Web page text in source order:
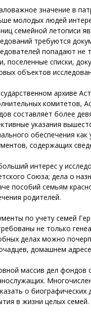
значение в
молодых людей
семейной летописи
требуются
попадают не
поселенные списки,
объектов
архиве
комитетов,
составляет более
указания
обеспечения
содержащих
интерес у
Союза; дела о
пособий семьям
родителей.
по учету семей
не только
делах можно
домашнем
массив дел фондов
о
в жизни целых семей.